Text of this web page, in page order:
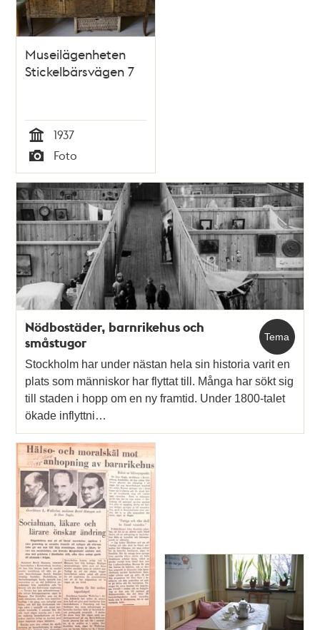
Museilägenheten
Stickelbärsvägen 7
Tid
1937
Typ
Foto
Tema
Nödbostäder, barnrikehus och
småstugor
Stockholm har under nästan hela sin historia varit en
plats som människor har flyttat till. Många har sökt sig
till staden i hopp om en ny framtid. Under 1800-talet
ökade inflyttni…